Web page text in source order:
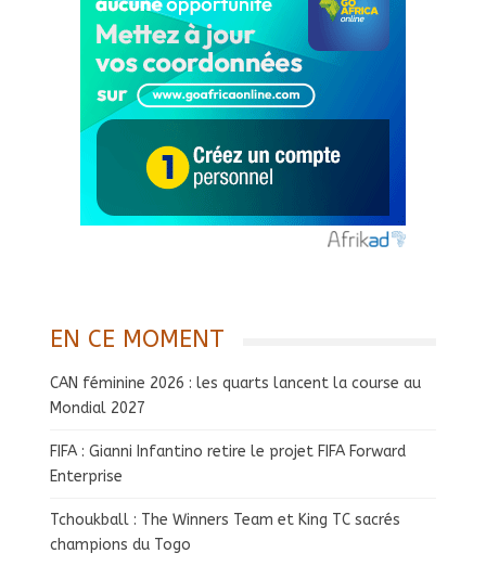
EN CE MOMENT
CAN féminine 2026 : les quarts lancent la course au
Mondial 2027
FIFA : Gianni Infantino retire le projet FIFA Forward
Enterprise
Tchoukball : The Winners Team et King TC sacrés
champions du Togo